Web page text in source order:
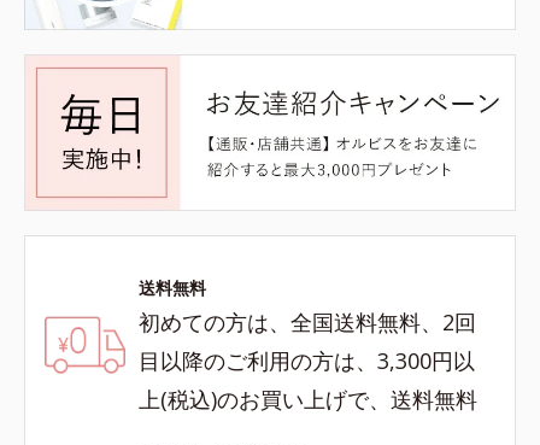
送料無料
初めての方は、全国送料無料、2回
目以降のご利用の方は、3,300円以
上(税込)のお買い上げで、送料無料